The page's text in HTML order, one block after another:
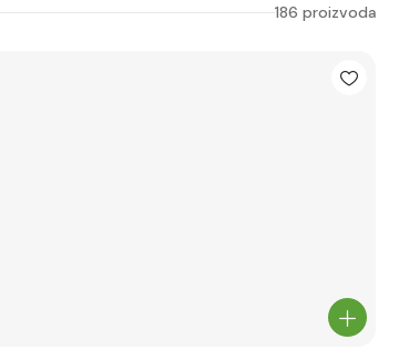
186 proizvoda